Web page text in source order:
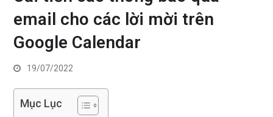
email cho các lời mời trên
Google Calendar
19/07/2022
Mục Lục